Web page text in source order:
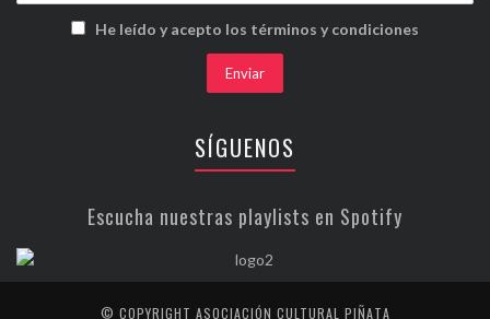
He leído y acepto los términos y condiciones
SÍGUENOS
Escucha nuestras playlists en Spotify
© COPYRIGHT ASOCIACIÓN CULTURAL PIÑATA